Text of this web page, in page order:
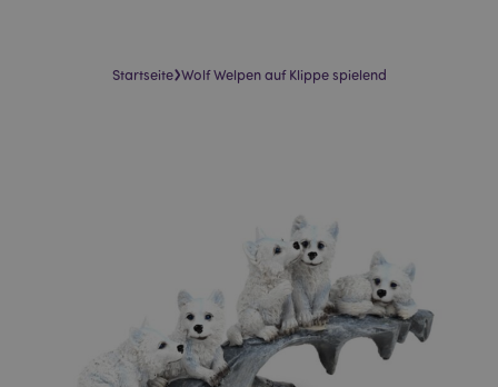
Startseite›Wolf Welpen auf Klippe spielend